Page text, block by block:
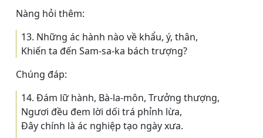
Nàng hỏi thêm:
13. Những ác hành nào về khẩu, ý, thân,
Khiến ta đến Sam-sa-ka bách trượng?
Chúng đáp:
14. Ðám lữ hành, Bà-la-môn, Trưởng thượng,
Ngươi đều đem lời dối trá phỉnh lừa,
Ðây chính là ác nghiệp tạo ngày xưa.